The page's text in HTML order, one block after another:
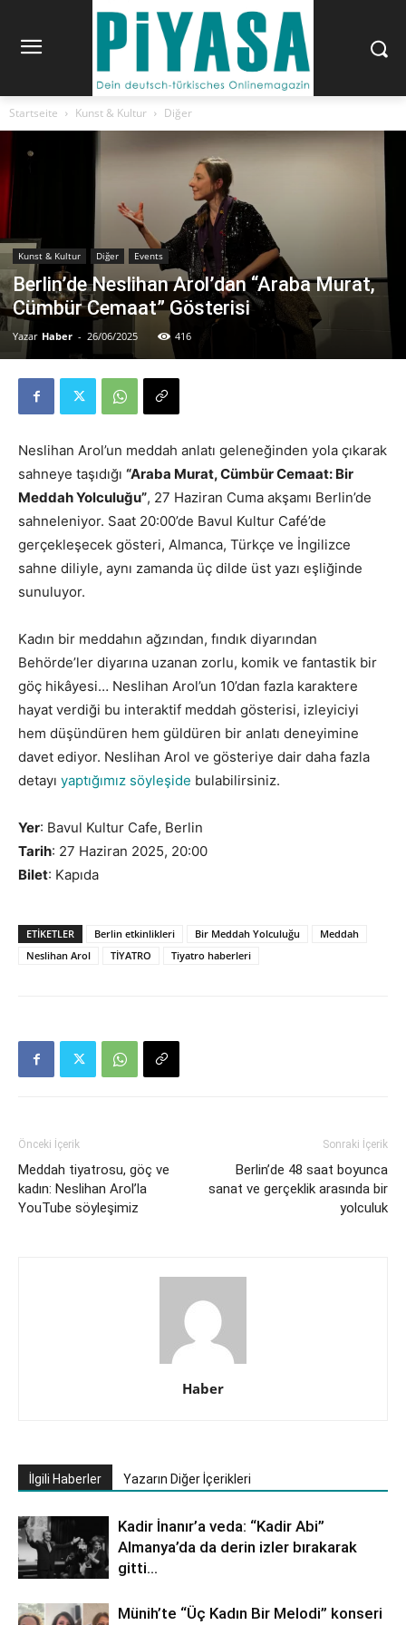
Startseite Kunst & Kultur Diğer
Kunst & Kultur Diğer Events
Berlin’de Neslihan Arol’dan “Araba Murat,
Cümbür Cemaat” Gösterisi
Yazar Haber - 26/06/2025 416
Neslihan Arol’un meddah anlatı geleneğinden yola çıkarak
sahneye taşıdığı “Araba Murat, Cümbür Cemaat: Bir
Meddah Yolculuğu”, 27 Haziran Cuma akşamı Berlin’de
sahneleniyor. Saat 20:00’de Bavul Kultur Café’de
gerçekleşecek gösteri, Almanca, Türkçe ve İngilizce
sahne diliyle, aynı zamanda üç dilde üst yazı eşliğinde
sunuluyor.
Kadın bir meddahın ağzından, fındık diyarından
Behörde’ler diyarına uzanan zorlu, komik ve fantastik bir
göç hikâyesi… Neslihan Arol’un 10’dan fazla karaktere
hayat verdiği bu interaktif meddah gösterisi, izleyiciyi
hem düşündüren hem güldüren bir anlatı deneyimine
davet ediyor. Neslihan Arol ve gösteriye dair daha fazla
detayı yaptığımız söyleşide bulabilirsiniz.
Yer: Bavul Kultur Cafe, Berlin
Tarih: 27 Haziran 2025, 20:00
Bilet: Kapıda
ETIKETLER Berlin etkinlikleri Bir Meddah Yolculuğu
Meddah
Neslihan Arol
TİYATRO Tiyatro haberleri
Önceki İçerik
Meddah tiyatrosu, göç ve
kadın: Neslihan Arol’la
YouTube söyleşimiz
Sonraki İçerik
Berlin’de 48 saat boyunca
sanat ve gerçeklik arasında bir
yolculuk
Haber
İlgili Haberler Yazarın Diğer İçerikleri
Kadir İnanır’a veda: “Kadir Abi”
Almanya’da da derin izler bırakarak
gitti…
Münih’te “Üç Kadın Bir Melodi” konseri